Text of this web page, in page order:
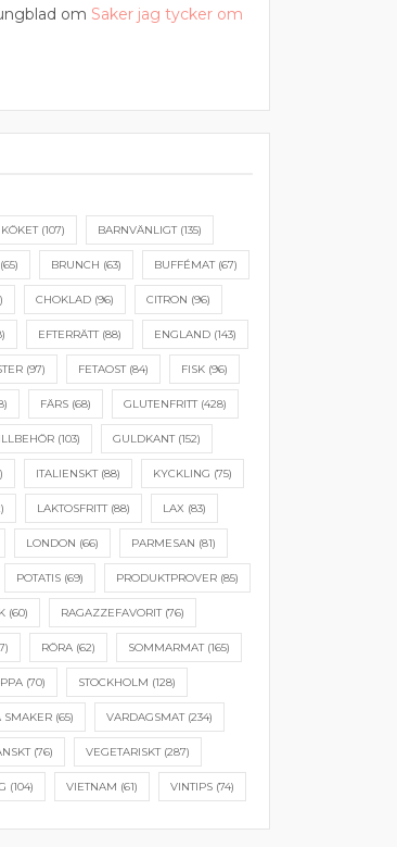
om Saker jag tycker om
(107) BARNVÄNLIGT(135)
BRUNCH (63) BUFFÉMAT(67)
CHOKLAD(96) CITRON (96)
EFTERRÄTT(88) ENGLAND(143)
(97) FETAOST(84) FISK (96)
FÄRS (68) GLUTENFRITT(428)
(103) GULDKANT(152)
ITALIENSKT(88) KYCKLING (75)
LAKTOSFRITT(88) LAX (83)
LONDON (66) PARMESAN (81)
POTATIS (69) PRODUKTPROVER (85)
(60) RAGAZZEFAVORIT(76)
RÖRA(62) SOMMARMAT(165)
(70) STOCKHOLM (128)
SMAKER(65) VARDAGSMAT(234)
(76) VEGETARISKT(287)
(104) VIETNAM (61) VINTIPS (74)